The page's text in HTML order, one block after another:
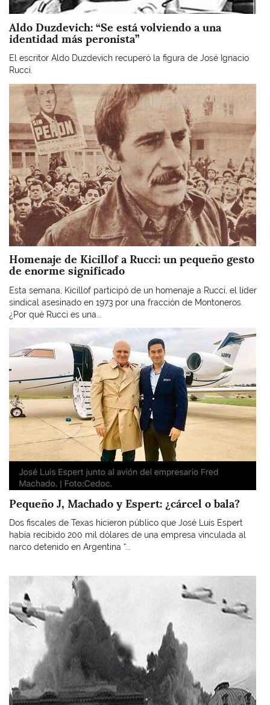
Aldo Duzdevich: “Se está volviendo a una
identidad más peronista”
El escritor Aldo Duzdevich recuperó la figura de José Ignacio
Rucci.
Imagen
Homenaje de Kicillof a Rucci: un pequeño gesto
de enorme significado
Esta semana, Kicillof participó de un homenaje a Rucci, el líder
sindical asesinado en 1973 por una fracción de Montoneros.
¿Por qué Rucci es una...
Pequeño J, Machado y Espert: ¿cárcel o bala?
Dos fiscales de Texas hicieron público que José Luís Espert
había recibido 200 mil dólares de una empresa vinculada al
narco detenido en Argentina “...
Imagen